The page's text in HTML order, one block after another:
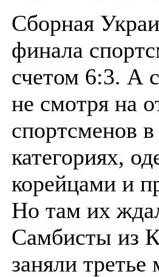
Сборная
финала
счетом 6:3. А
не смотря на
спортсменов
категориях,
корейцами и
Но там их
Самбисты из
заняли третье